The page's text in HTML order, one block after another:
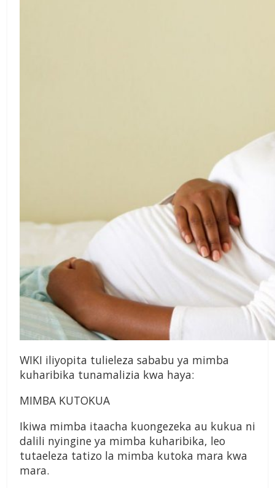
WIKI iliyopita tulieleza sababu ya mimba
kuharibika tunamalizia kwa haya:
MIMBA KUTOKUA
Ikiwa mimba itaacha kuongezeka au kukua ni
dalili nyingine ya mimba kuharibika, leo
tutaeleza tatizo la mimba kutoka mara kwa
mara.